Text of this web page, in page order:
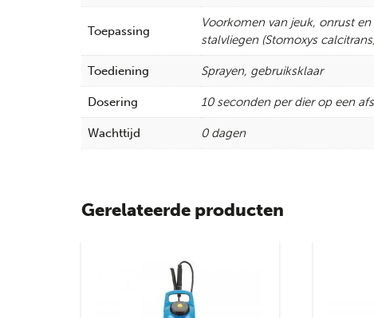
Toepassing
Voorkomen van jeuk, onrust
stalvliegen (Stomoxys
Toediening Sprayen, gebruiksklaar
Dosering 10 seconden per dier op een
Wachttijd 0 dagen
Gerelateerde producten